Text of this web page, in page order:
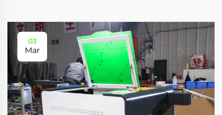
03
Mar